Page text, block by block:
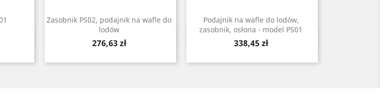
Zasobnik PS02, podajnik na wafle do
lodów
Cena
276,63 zł
Szybki podgląd
Podajnik na wafle do lodów,
zasobnik, osłona - model PS01
Cena
338,45 zł
Szybki podgląd